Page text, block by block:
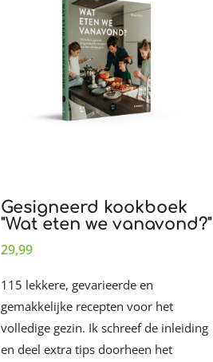
Gesigneerd kookboek
"Wat eten we vanavond?"
29,99
115 lekkere, gevarieerde en
gemakkelijke recepten voor het
volledige gezin. Ik schreef de inleiding
en deel extra tips doorheen het